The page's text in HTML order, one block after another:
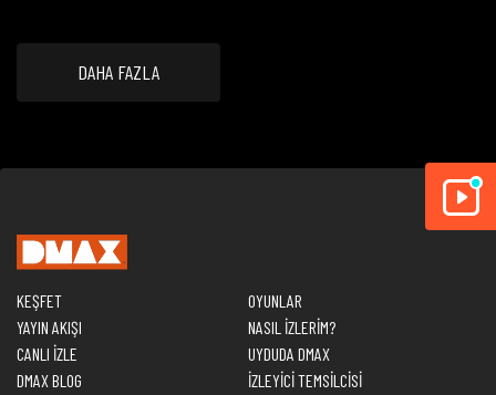
DAHA FAZLA
KEŞFET
YAYIN AKIŞI
CANLI İZLE
DMAX BLOG
OYUNLAR
NASIL İZLERİM?
UYDUDA DMAX
İZLEYİCİ TEMSİLCİSİ